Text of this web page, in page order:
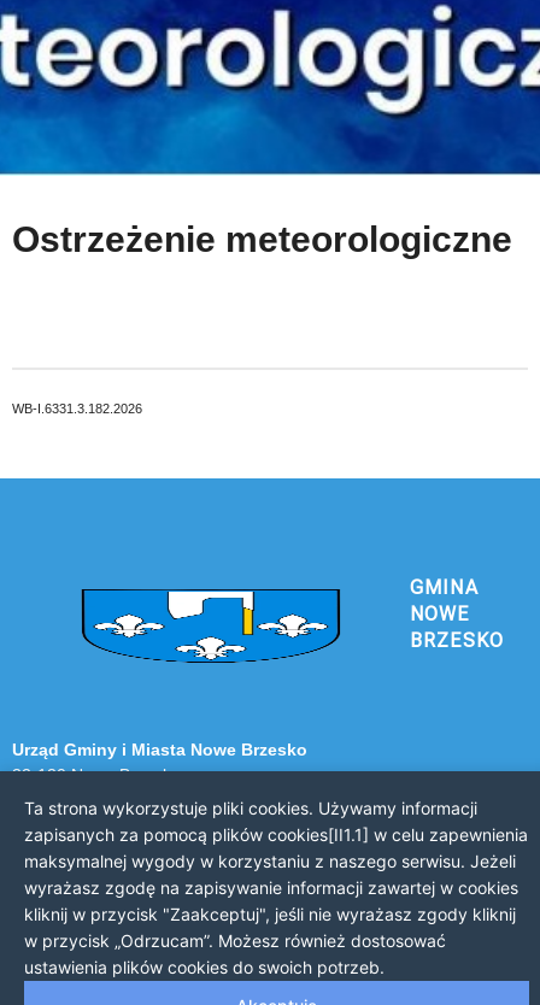
Ostrzeżenie meteorologiczne
WB-I.6331.3.182.2026
GMINA
NOWE
BRZESKO
Urząd Gminy i Miasta Nowe Brzesko
32-120 Nowe Brzesko
ul. Krakowska 44
KONTAKT Z URZĘDEM
Telefon: 12 385 20 94
Faks: 12 385 03 55
Email: sekretariat@nowe-brzesko.pl
Ta strona wykorzystuje pliki cookies. Używamy informacji
zapisanych za pomocą plików cookies[II1.1] w celu zapewnienia
maksymalnej wygody w korzystaniu z naszego serwisu. Jeżeli
wyrażasz zgodę na zapisywanie informacji zawartej w cookies
kliknij w przycisk "Zaakceptuj", jeśli nie wyrażasz zgody kliknij
w przycisk „Odrzucam”. Możesz również dostosować
ustawienia plików cookies do swoich potrzeb.